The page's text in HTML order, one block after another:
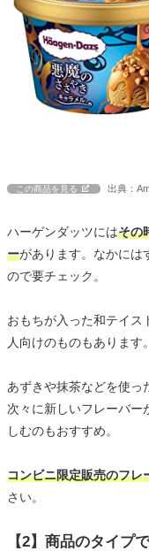
この商品を見る 出典：
ハーゲンダッツにはその
ーがあります。なかには
ので要チェック。
おもちが入った和テイス
人向けのものもあります。
あずきや抹茶などを使っ
次々に新しいフレーバー
しむのもおすすめ。
コンビニ限定販売のフレ
さい。
【2】商品のタイプ